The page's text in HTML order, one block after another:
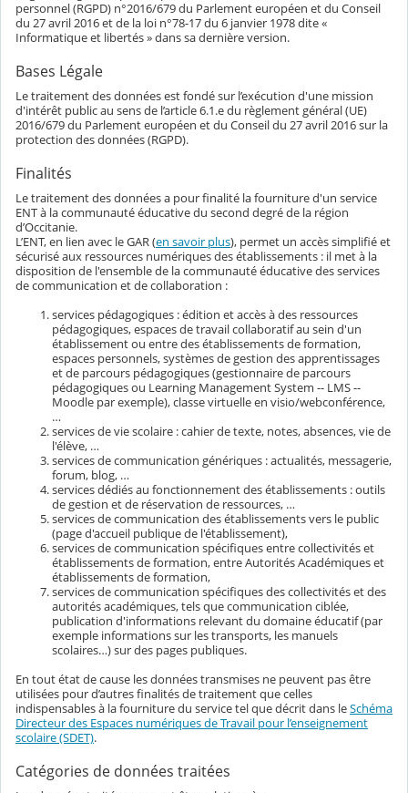
personnel (RGPD) n°2016/679 du Parlement européen et du Conseil
du 27 avril 2016 et de la loi n°78-17 du 6 janvier 1978 dite «
Informatique et libertés » dans sa dernière version.
Bases Légale
Le traitement des données est fondé sur l’exécution d'une mission
d'intérêt public au sens de l’article 6.1.e du règlement général (UE)
2016/679 du Parlement européen et du Conseil du 27 avril 2016 sur la
protection des données (RGPD).
Finalités
Le traitement des données a pour finalité la fourniture d'un service
ENT à la communauté éducative du second degré de la région
d’Occitanie.
L’ENT, en lien avec le GAR (en savoir plus), permet un accès simplifié et
sécurisé aux ressources numériques des établissements : il met à la
disposition de l'ensemble de la communauté éducative des services
de communication et de collaboration :
services pédagogiques : édition et accès à des ressources
pédagogiques, espaces de travail collaboratif au sein d'un
établissement ou entre des établissements de formation,
espaces personnels, systèmes de gestion des apprentissages
et de parcours pédagogiques (gestionnaire de parcours
pédagogiques ou Learning Management System -- LMS --
Moodle par exemple), classe virtuelle en visio/webconférence,
…
services de vie scolaire : cahier de texte, notes, absences, vie de
l'élève, …
services de communication génériques : actualités, messagerie,
forum, blog, …
services dédiés au fonctionnement des établissements : outils
de gestion et de réservation de ressources, …
services de communication des établissements vers le public
(page d'accueil publique de l'établissement),
services de communication spécifiques entre collectivités et
établissements de formation, entre Autorités Académiques et
établissements de formation,
services de communication spécifiques des collectivités et des
autorités académiques, tels que communication ciblée,
publication d'informations relevant du domaine éducatif (par
exemple informations sur les transports, les manuels
scolaires…) sur des pages publiques.
En tout état de cause les données transmises ne peuvent pas être
utilisées pour d’autres finalités de traitement que celles
indispensables à la fourniture du service tel que décrit dans leSchéma
Directeur des Espaces numériques de Travail pour l’enseignement
scolaire (SDET).
Catégories de données traitées